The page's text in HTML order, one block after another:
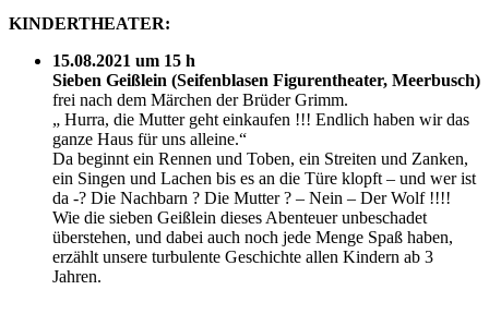
KINDERTHEATER:
15.08.2021 um 15 h
Sieben Geißlein (Seifenblasen Figurentheater, Meerbusch)
frei nach dem Märchen der Brüder Grimm.
„ Hurra, die Mutter geht einkaufen !!! Endlich haben wir das
ganze Haus für uns alleine.“
Da beginnt ein Rennen und Toben, ein Streiten und Zanken,
ein Singen und Lachen bis es an die Türe klopft – und wer ist
da -? Die Nachbarn ? Die Mutter ? – Nein – Der Wolf !!!!
Wie die sieben Geißlein dieses Abenteuer unbeschadet
überstehen, und dabei auch noch jede Menge Spaß haben,
erzählt unsere turbulente Geschichte allen Kindern ab 3
Jahren.